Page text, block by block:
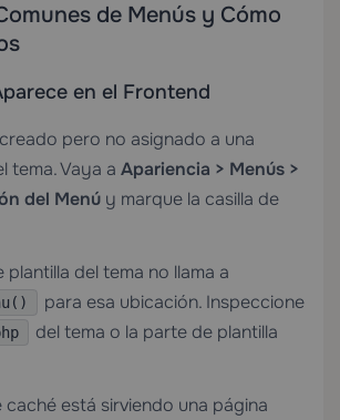
de Menús y Cómo
en el Frontend
pero no asignado a una
tema. Vaya a Apariencia > Menús >
del Menú y marque la casilla de
plantilla del tema no llama a
para esa ubicación. Inspeccione
del tema o la parte de plantilla
caché está sirviendo una página